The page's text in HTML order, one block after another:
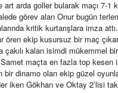
art arda goller bularak maçı 7-1
görev alan Onur bugün
kritik kurtarışlara imza
ören ekip kusursuz bir maç
çakılı kalan isimdi mükemmel
maçta en fazla top kesen
bir dinamo olan ekip güzel
iken Gökhan ve Oktay 2’lisi